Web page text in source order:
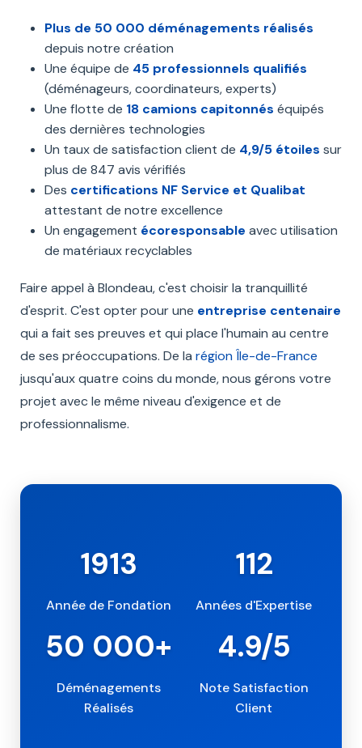
Plus de 50 000 déménagements réalisés
depuis notre création
Une équipe de 45 professionnels qualifiés
(déménageurs, coordinateurs, experts)
Une flotte de 18 camions capitonnés équipés
des dernières technologies
Un taux de satisfaction client de 4,9/5 étoiles sur
plus de 847 avis vérifiés
Des certifications NF Service et Qualibat
attestant de notre excellence
Un engagement écoresponsable avec utilisation
de matériaux recyclables
Faire appel à Blondeau, c'est choisir la tranquillité
d'esprit. C'est opter pour une entreprise centenaire
qui a fait ses preuves et qui place l'humain au centre
de ses préoccupations. De la région Île-de-France
jusqu'aux quatre coins du monde, nous gérons votre
projet avec le même niveau d'exigence et de
professionnalisme.
1913
Année de Fondation
112
Années d'Expertise
50 000+
Déménagements
Réalisés
4.9/5
Note Satisfaction
Client